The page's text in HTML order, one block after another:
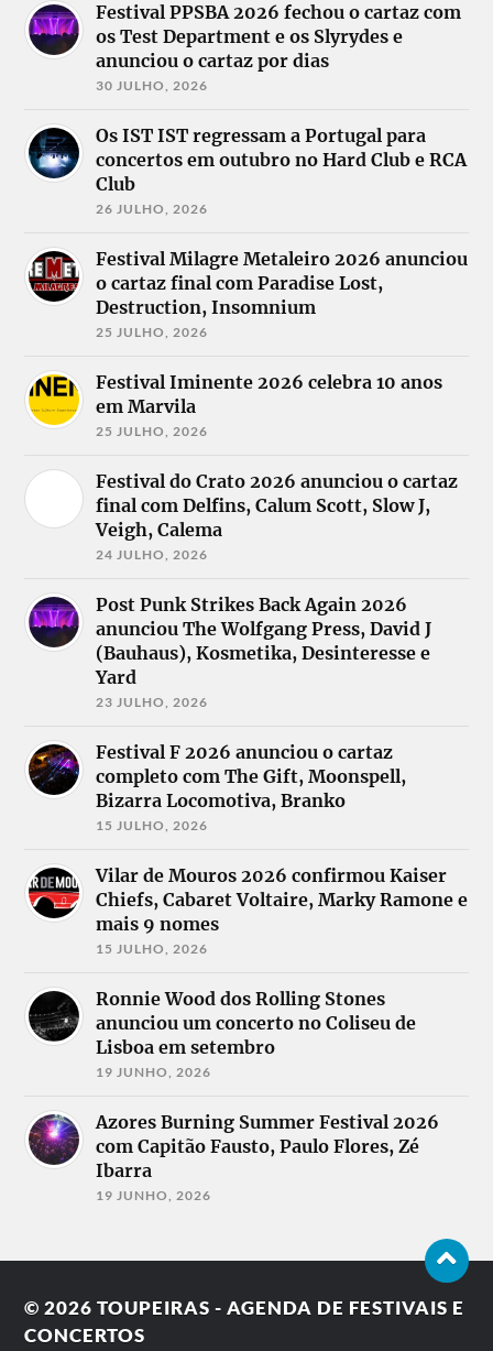
Festival PPSBA 2026 fechou o cartaz com
os Test Department e os Slyrydes e
anunciou o cartaz por dias
30 JULHO, 2026
Os IST IST regressam a Portugal para
concertos em outubro no Hard Club e RCA
Club
26 JULHO, 2026
Festival Milagre Metaleiro 2026 anunciou
o cartaz final com Paradise Lost,
Destruction, Insomnium
25 JULHO, 2026
Festival Iminente 2026 celebra 10 anos
em Marvila
25 JULHO, 2026
Festival do Crato 2026 anunciou o cartaz
final com Delfins, Calum Scott, Slow J,
Veigh, Calema
24 JULHO, 2026
Post Punk Strikes Back Again 2026
anunciou The Wolfgang Press, David J
(Bauhaus), Kosmetika, Desinteresse e
Yard
23 JULHO, 2026
Festival F 2026 anunciou o cartaz
completo com The Gift, Moonspell,
Bizarra Locomotiva, Branko
15 JULHO, 2026
Vilar de Mouros 2026 confirmou Kaiser
Chiefs, Cabaret Voltaire, Marky Ramone e
mais 9 nomes
15 JULHO, 2026
Ronnie Wood dos Rolling Stones
anunciou um concerto no Coliseu de
Lisboa em setembro
19 JUNHO, 2026
Azores Burning Summer Festival 2026
com Capitão Fausto, Paulo Flores, Zé
Ibarra
19 JUNHO, 2026
© 2026TOUPEIRAS - AGENDA DE FESTIVAIS E
CONCERTOS